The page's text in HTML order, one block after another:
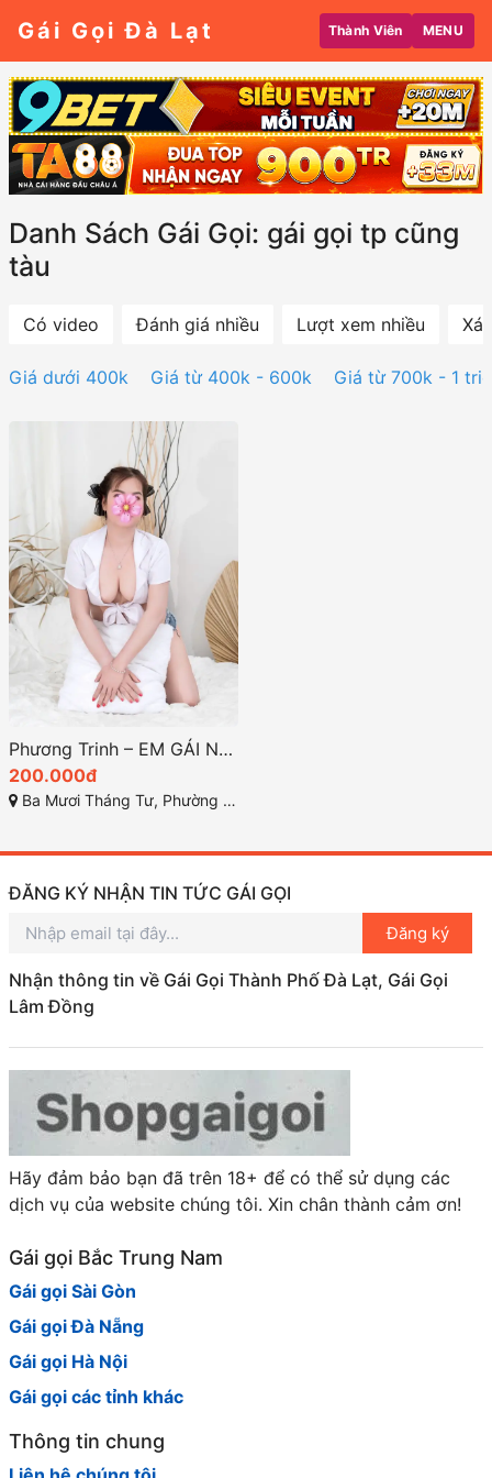
Gái Gọi Đà Lạt Thành Viên MENU
Danh Sách Gái Gọi: gái gọi tp cũng
tàu
Có video Đánh giá nhiều Lượt xem nhiều
Giá dưới 400k Giá từ 400k - 600k Giá từ 700k - 1
Phương Trinh – EM GÁI NON XINH, Thân Hình Bốc Lửa, Làm Tình Đam Mê Tại Vũng Tàu
200.000đ
Ba Mươi Tháng Tư, Phường 12, Vũng Tàu, Bà Rịa-Vũng Tàu
ĐĂNG KÝ NHẬN TIN TỨC GÁI GỌI
Đăng ký
Nhận thông tin về Gái Gọi Thành Phố Đà Lạt, Gái Gọi
Lâm Đồng
Hãy đảm bảo bạn đã trên 18+ để có thể sử dụng các
dịch vụ của website chúng tôi. Xin chân thành cảm ơn!
Gái gọi Bắc Trung Nam
Gái gọi Sài Gòn
Gái gọi Đà Nẵng
Gái gọi Hà Nội
Gái gọi các tỉnh khác
Thông tin chung